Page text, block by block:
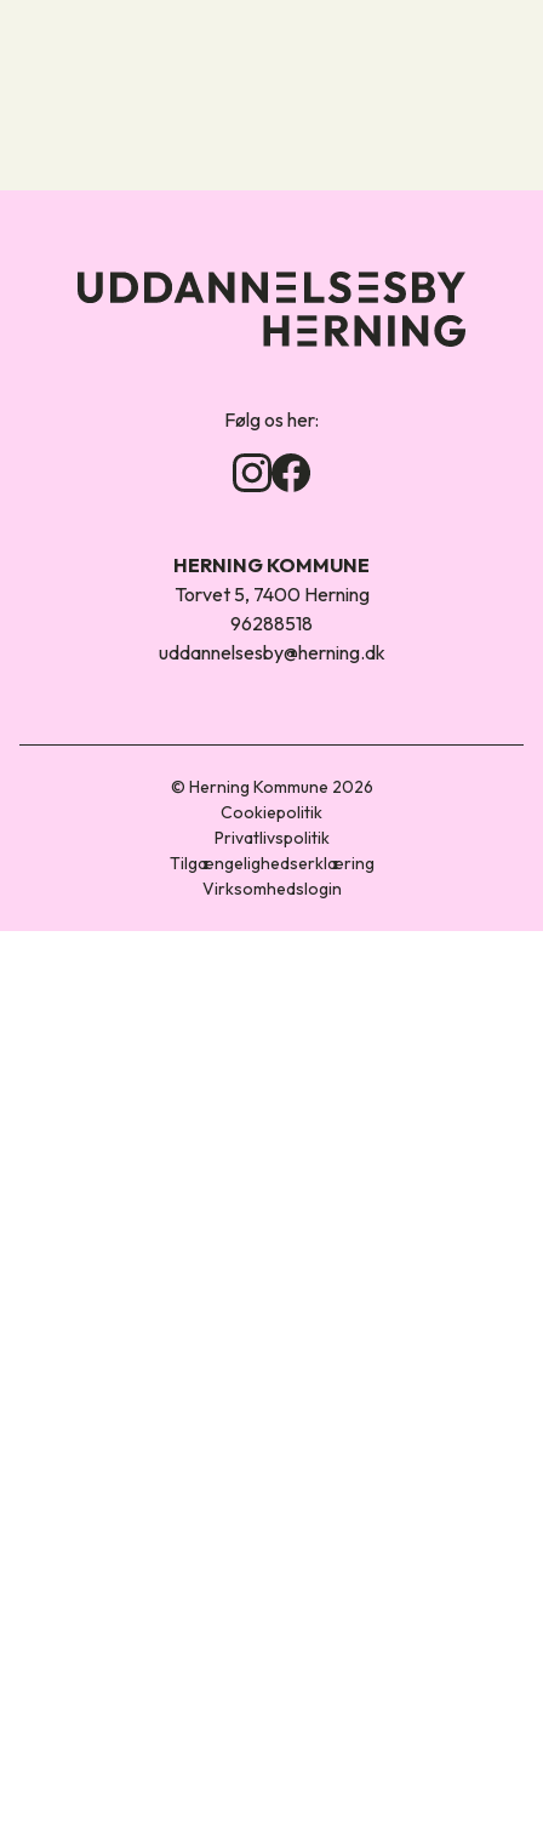
Følg os her:
HERNING KOMMUNE
Torvet 5, 7400 Herning
96288518
uddannelsesby@herning.dk
© Herning Kommune 2026
Cookiepolitik
Privatlivspolitik
Tilgængelighedserklæring
Virksomhedslogin